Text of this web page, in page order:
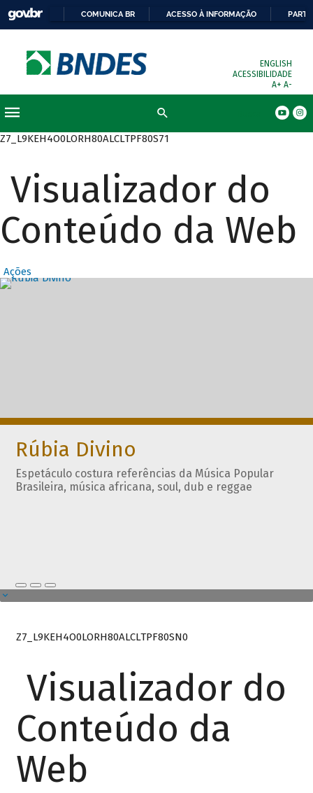
COMUNICA BR ACESSO À INFORMAÇÃO
ENGLISH
ACESSIBILIDADE
A+ A-
Z7_L9KEH4O0LORH80ALCLTPF80S71
Visualizador do
Conteúdo da Web
Ações
Destaques
Rúbia Divino
Espetáculo costura referências da Música Popular
Brasileira, música africana, soul, dub e reggae
Z7_L9KEH4O0LORH80ALCLTPF80SN0
Visualizador do
Conteúdo da
Web